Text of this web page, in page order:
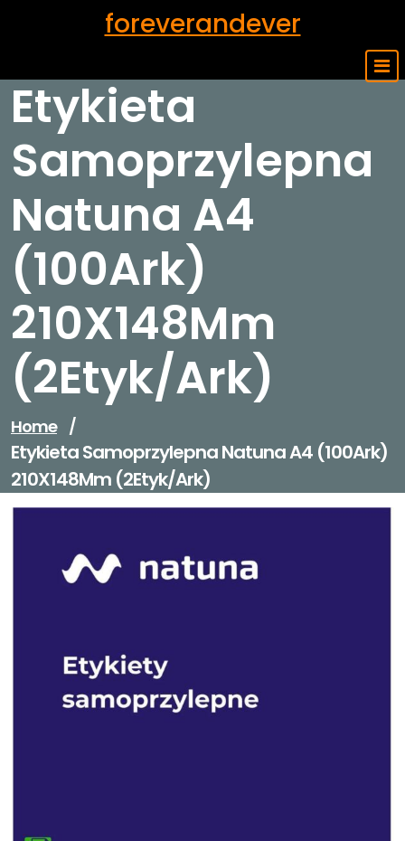
foreverandever
Etykieta
Samoprzylepna
Natuna A4
(100Ark)
210X148Mm
(2Etyk/Ark)
Home /
Etykieta Samoprzylepna Natuna A4 (100Ark)
210X148Mm (2Etyk/Ark)